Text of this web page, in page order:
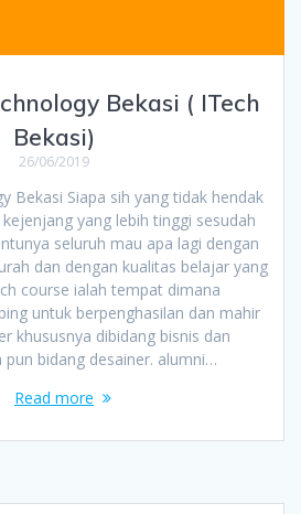
Bekasi ( ITech
Bekasi)
26/06/2019
Bekasi Siapa sih yang tidak hendak
yang lebih tinggi sesudah
seluruh mau apa lagi dengan
dan dengan kualitas belajar yang
course ialah tempat dimana
untuk berpenghasilan dan mahir
khususnya dibidang bisnis dan
pun bidang desainer. alumni…
Read more